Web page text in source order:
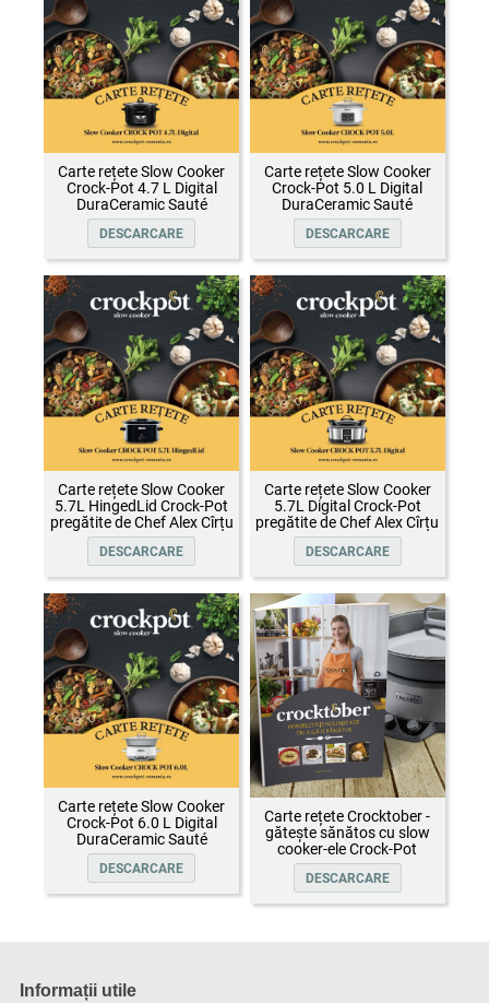
Carte rețete Slow Cooker
Crock-Pot 4.7 L Digital
DuraCeramic Sauté
DESCARCARE
Carte rețete Slow Cooker
Crock-Pot 5.0 L Digital
DuraCeramic Sauté
DESCARCARE
Carte rețete Slow Cooker
5.7L HingedLid Crock-Pot
pregătite de Chef Alex Cîrțu
DESCARCARE
Carte rețete Slow Cooker
5.7L Digital Crock-Pot
pregătite de Chef Alex Cîrțu
DESCARCARE
Carte rețete Slow Cooker
Crock-Pot 6.0 L Digital
DuraCeramic Sauté
DESCARCARE
Carte rețete Crocktober -
gătește sănătos cu slow
cooker-ele Crock-Pot
DESCARCARE
Informații utile